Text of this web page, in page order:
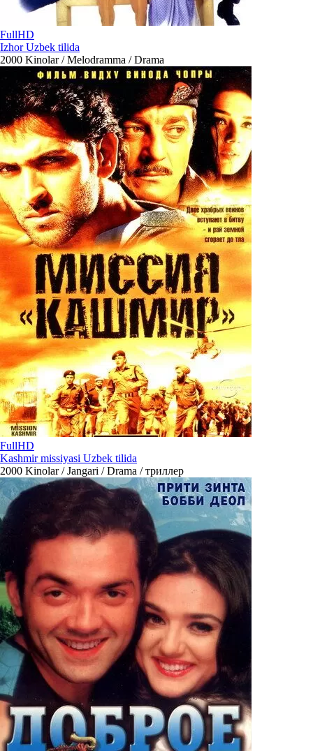
FullHD
Izhor Uzbek tilida
2000 Kinolar / Melodramma / Drama
FullHD
Kashmir missiyasi Uzbek tilida
2000 Kinolar / Jangari / Drama / триллер